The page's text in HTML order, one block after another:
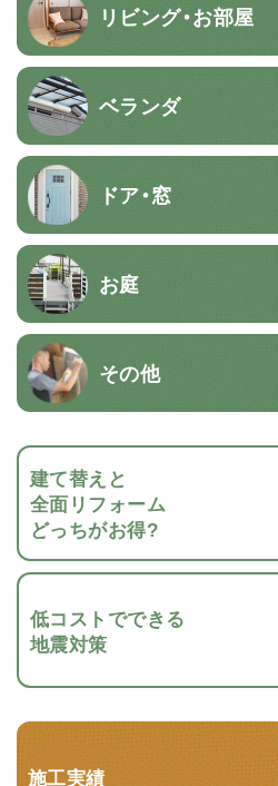
リビング・お部屋
ベランダ
ドア・窓
お庭
その他
建て替えと
全面リフォーム
どっちがお得?
低コストでできる
地震対策
施工実績